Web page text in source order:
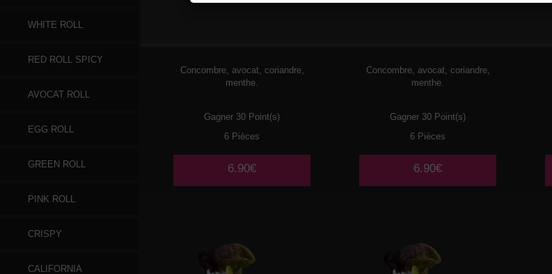
WHITE ROLL
RED ROLL SPICY
AVOCAT ROLL
EGG ROLL
GREEN ROLL
PINK ROLL
CRISPY
CALIFORNIA
Concombre, avocat, coriandre,
menthe.
Gagner 30 Point(s)
6 Pièces
6.90€
Concombre, avocat, coriandre,
menthe.
Gagner 30 Point(s)
6 Pièces
6.90€